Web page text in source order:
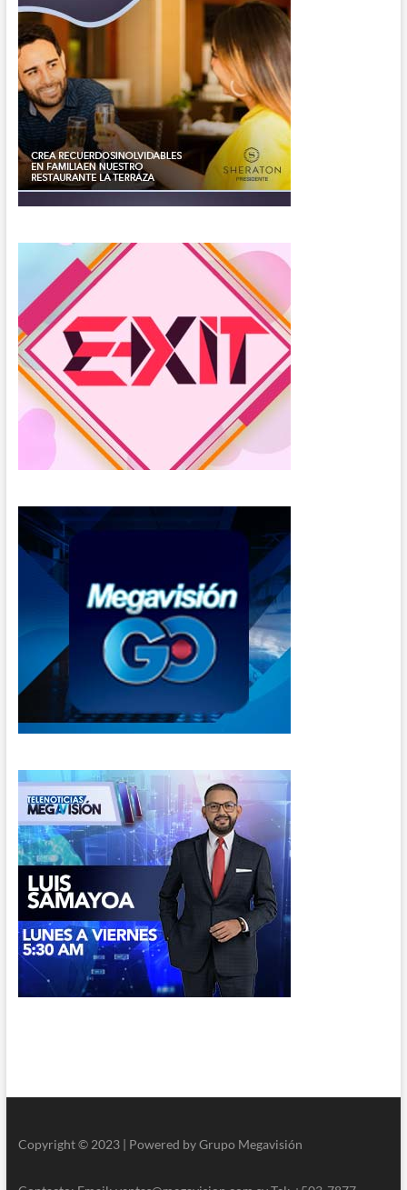
Copyright © 2023 | Powered by Grupo Megavisión